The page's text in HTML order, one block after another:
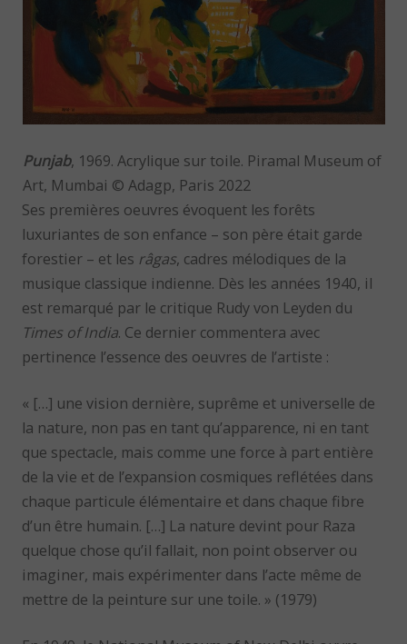
Punjab, 1969. Acrylique sur toile. Piramal Museum of
Art, Mumbai © Adagp, Paris 2022
Ses premières oeuvres évoquent les forêts
luxuriantes de son enfance – son père était garde
forestier – et les râgas, cadres mélodiques de la
musique classique indienne. Dès les années 1940, il
est remarqué par le critique Rudy von Leyden du
Times of India. Ce dernier commentera avec
pertinence l’essence des oeuvres de l’artiste :
« […] une vision dernière, suprême et universelle de
la nature, non pas en tant qu’apparence, ni en tant
que spectacle, mais comme une force à part entière
de la vie et de l’expansion cosmiques reflétées dans
chaque particule élémentaire et dans chaque fibre
d’un être humain. […] La nature devint pour Raza
quelque chose qu’il fallait, non point observer ou
imaginer, mais expérimenter dans l’acte même de
mettre de la peinture sur une toile. » (1979)